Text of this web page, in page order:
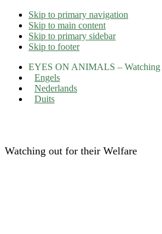
Skip to primary navigation
Skip to main content
Skip to primary sidebar
Skip to footer
EYES ON ANIMALS – Watching
Engels
Nederlands
Duits
Watching out for their Welfare